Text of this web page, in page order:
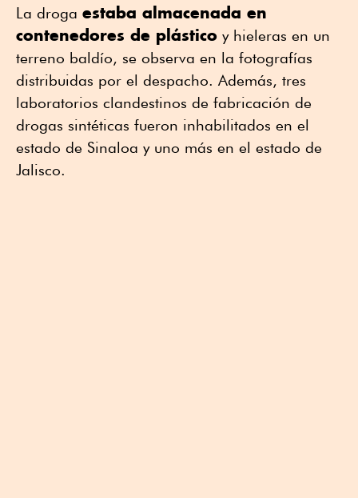
La droga estaba almacenada en
contenedores de plástico y hieleras en un
terreno baldío, se observa en la fotografías
distribuidas por el despacho. Además, tres
laboratorios clandestinos de fabricación de
drogas sintéticas fueron inhabilitados en el
estado de Sinaloa y uno más en el estado de
Jalisco.